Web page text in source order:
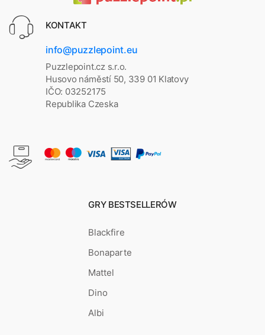
KONTAKT
info@puzzlepoint.eu
Puzzlepoint.cz s.r.o.
Husovo náměstí 50, 339 01 Klatovy
IČO: 03252175
Republika Czeska
GRY BESTSELLERÓW
Blackfire
Bonaparte
Mattel
Dino
Albi